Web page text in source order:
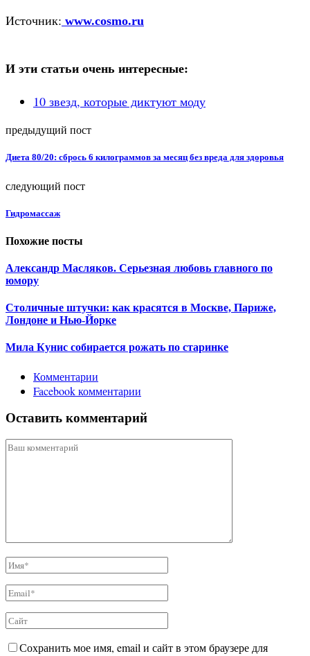
Источник: www.cosmo.ru
И эти статьи очень интересные:
10 звезд, которые диктуют моду
предыдущий пост
Диета 80/20: сбрось 6 килограммов за месяц без вреда для здоровья
следующий пост
Гидромассаж
Похожие посты
Александр Масляков. Серьезная любовь главного по
юмору
Столичные штучки: как красятся в Москве, Париже,
Лондоне и Нью-Йорке
Мила Кунис собирается рожать по старинке
Комментарии
Facebook комментарии
Оставить комментарий
Сохранить мое имя, email и сайт в этом браузере для